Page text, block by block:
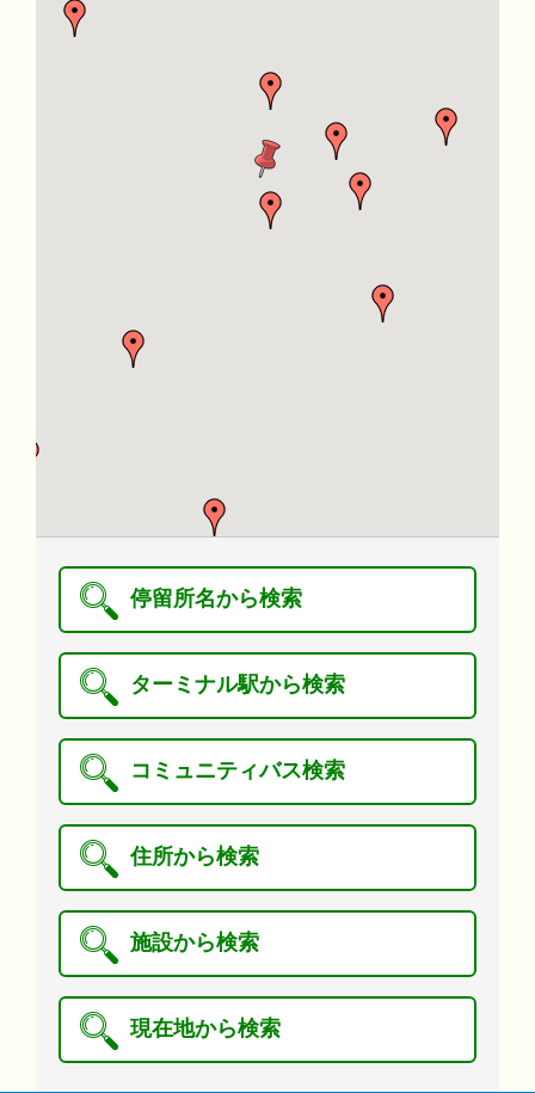
停留所名から検索
ターミナル駅から検索
コミュニティバス検索
住所から検索
施設から検索
現在地から検索